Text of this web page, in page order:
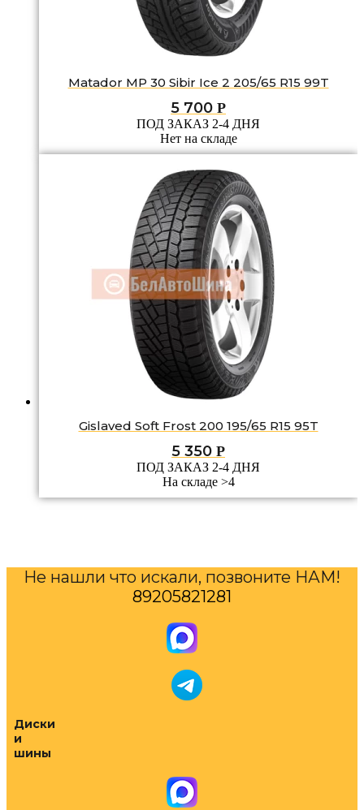
Matador MP 30 Sibir Ice 2 205/65 R15 99T
5 700 Р
ПОД ЗАКАЗ 2-4 ДНЯ
Нет на складе
Gislaved Soft Frost 200 195/65 R15 95T
5 350 Р
ПОД ЗАКАЗ 2-4 ДНЯ
На складе >4
Не нашли что искали, позвоните НАМ!
89205821281
Диски
и
шины